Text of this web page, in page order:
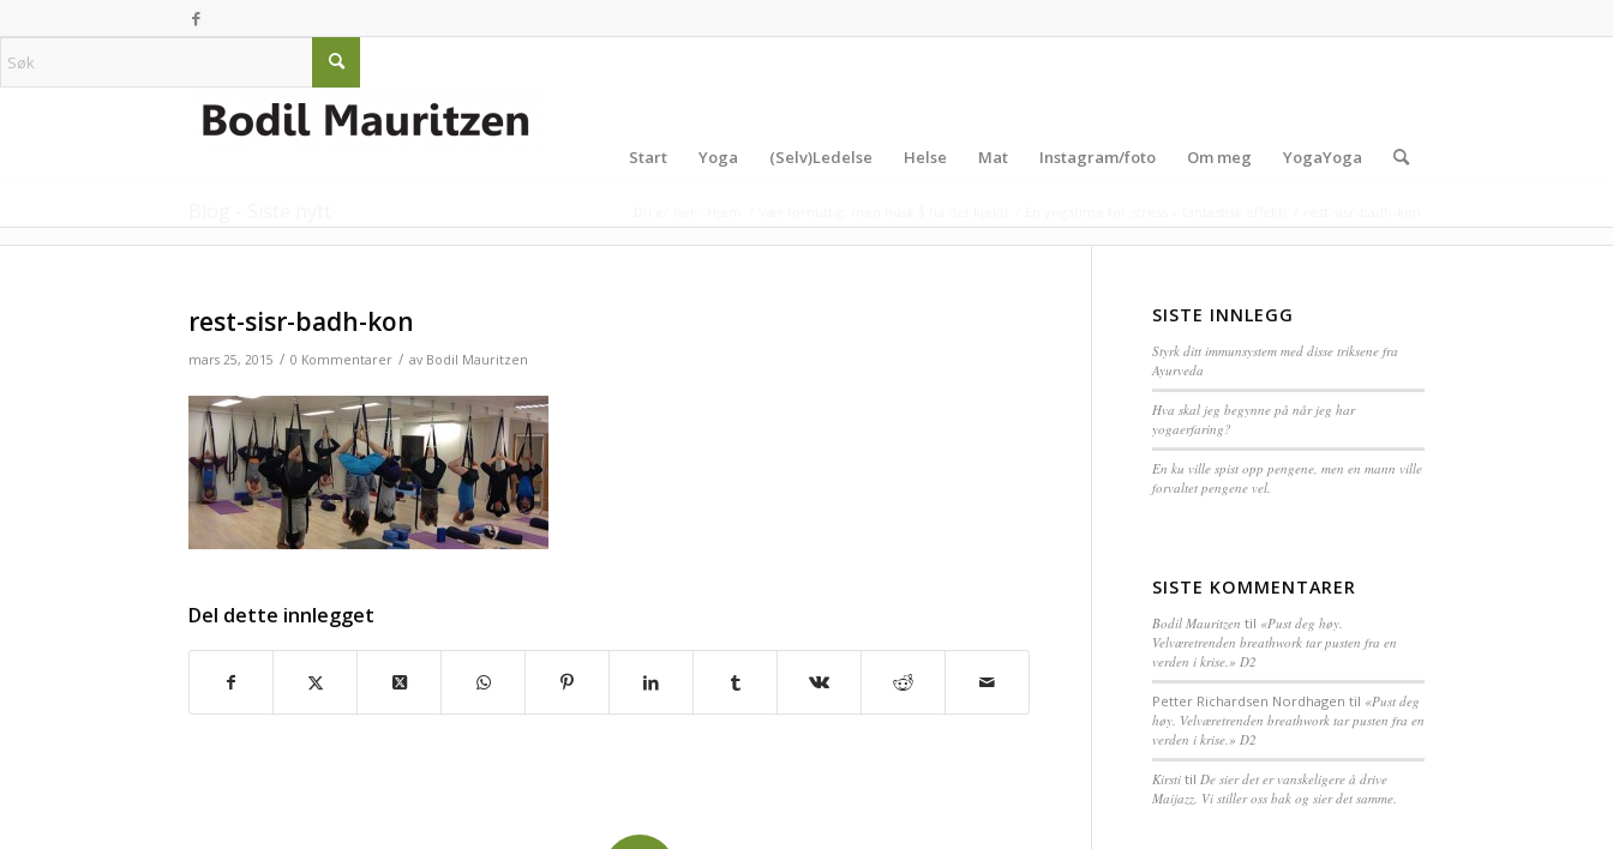
Start Yoga (Selv)Ledelse Helse Mat Instagram/foto Om meg YogaYoga
rest-sisr-badh-kon
mars 25, 2015 / 0 Kommentarer / av Bodil Mauritzen
Del dette innlegget
SISTE INNLEGG
Styrk ditt immunsystem med disse triksene fra
Ayurveda
Hva skal jeg begynne på når jeg har
yogaerfaring?
En ku ville spist opp pengene, men en mann ville
forvaltet pengene vel.
SISTE KOMMENTARER
Bodil Mauritzen til «Pust deg høy.
Velværetrenden breathwork tar pusten fra en
verden i krise.» D2
Petter Richardsen Nordhagen til «Pust deg
høy. Velværetrenden breathwork tar pusten fra en
verden i krise.» D2
Kirstitil De sier det er vanskeligere å drive
Maijazz. Vi stiller oss bak og sier det samme.